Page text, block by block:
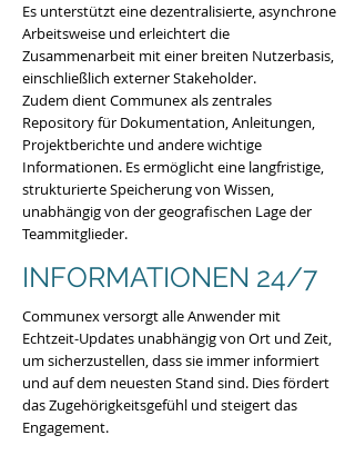
Es unterstützt eine dezentralisierte, asynchrone
Arbeitsweise und erleichtert die
Zusammenarbeit mit einer breiten Nutzerbasis,
einschließlich externer Stakeholder.
Zudem dient Communex als zentrales
Repository für Dokumentation, Anleitungen,
Projektberichte und andere wichtige
Informationen. Es ermöglicht eine langfristige,
strukturierte Speicherung von Wissen,
unabhängig von der geografischen Lage der
Teammitglieder.
INFORMATIONEN 24/7
Communex versorgt alle Anwender mit
Echtzeit-Updates unabhängig von Ort und Zeit,
um sicherzustellen, dass sie immer informiert
und auf dem neuesten Stand sind. Dies fördert
das Zugehörigkeitsgefühl und steigert das
Engagement.